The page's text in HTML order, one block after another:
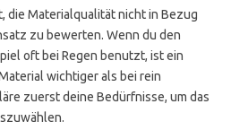
die Materialqualität nicht in Bezug
zu bewerten. Wenn du den
oft bei Regen benutzt, ist ein
wichtiger als bei rein
zuerst deine Bedürfnisse, um das